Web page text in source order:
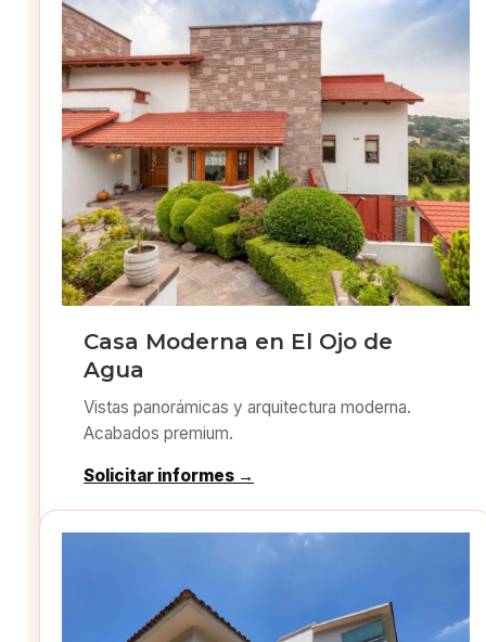
Casa Moderna en El Ojo de
Agua
Vistas panorámicas y arquitectura moderna.
Acabados premium.
Solicitar informes →